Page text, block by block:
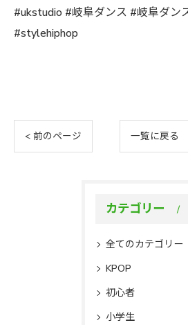
#ukstudio #岐阜ダンス #岐阜ダン
#stylehiphop
< 前のページ 一覧に戻る
カテゴリー
全てのカテゴリー
KPOP
初心者
小学生